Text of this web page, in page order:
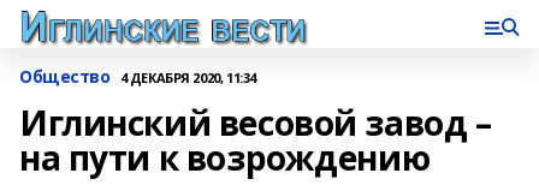
Общество 4 ДЕКАБРЯ 2020, 11:34
Иглинский весовой завод –
на пути к возрождению